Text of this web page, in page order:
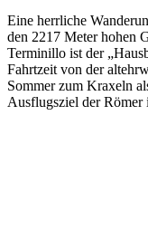
Eine herrliche
den 2217 Meter hohen
Terminillo ist der
Fahrtzeit von der
Sommer zum Kraxeln
Ausflugsziel der Römer